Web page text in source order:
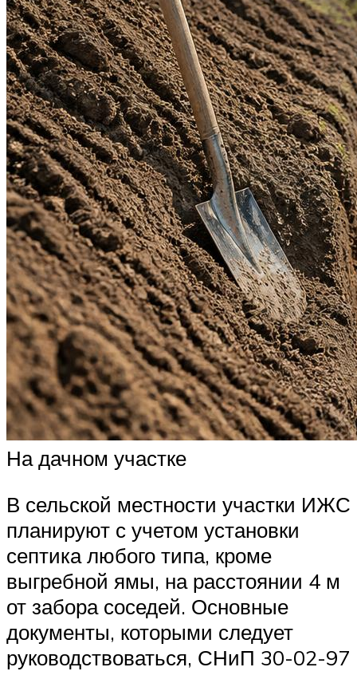
На дачном участке
В сельской местности участки ИЖС
планируют с учетом установки
септика любого типа, кроме
выгребной ямы, на расстоянии 4 м
от забора соседей. Основные
документы, которыми следует
руководствоваться, СНиП 30-02-97